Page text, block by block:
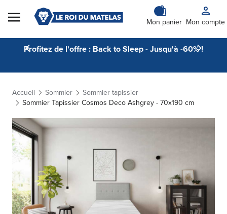
Skip to Content
Mon panier Mon compte
Profitez de l'offre : Back to Sleep - Jusqu'à -60% !
Accueil Sommier
Sommier tapissier
Sommier Tapissier Cosmos Deco Ashgrey - 70x190 cm